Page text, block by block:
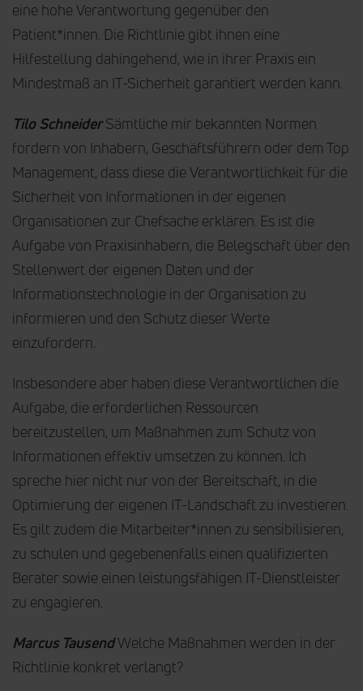
eine hohe Verantwortung gegenüber den
Patient*innen. Die Richtlinie gibt ihnen eine
Hilfestellung dahingehend, wie in ihrer Praxis ein
Mindestmaß an IT-Sicherheit garantiert werden kann.
Tilo SchneiderSämtliche mir bekannten Normen
fordern von Inhabern, Geschäftsführern oder dem Top
Management, dass diese die Verantwortlichkeit für die
Sicherheit von Informationen in der eigenen
Organisationen zur Chefsache erklären. Es ist die
Aufgabe von Praxisinhabern, die Belegschaft über den
Stellenwert der eigenen Daten und der
Informationstechnologie in der Organisation zu
informieren und den Schutz dieser Werte
einzufordern.
Insbesondere aber haben diese Verantwortlichen die
Aufgabe, die erforderlichen Ressourcen
bereitzustellen, um Maßnahmen zum Schutz von
Informationen effektiv umsetzen zu können. Ich
spreche hier nicht nur von der Bereitschaft, in die
Optimierung der eigenen IT-Landschaft zu investieren.
Es gilt zudem die Mitarbeiter*innen zu sensibilisieren,
zu schulen und gegebenenfalls einen qualifizierten
Berater sowie einen leistungsfähigen IT-Dienstleister
zu engagieren.
Marcus TausendWelche Maßnahmen werden in der
Richtlinie konkret verlangt?